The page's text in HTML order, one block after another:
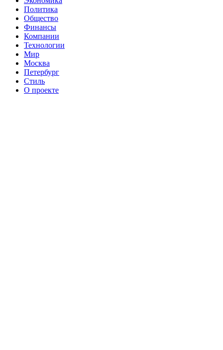
Политика
Общество
Финансы
Компании
Технологии
Мир
Москва
Петербург
Стиль
О проекте